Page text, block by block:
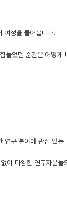
여정을 들어봅니다.
들었던 순간은 어떻게
구 분야에 관심 있는
이 다양한 연구자분들